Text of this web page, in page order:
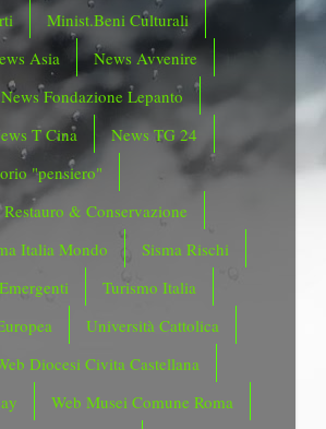
Minist.Beni Culturali
Asia
News Avvenire
News Fondazione Lepanto
T Cina
News TG 24
"pensiero"
Restauro & Conservazione
Italia Mondo
Sisma Rischi
Turismo Italia
Università Cattolica
Diocesi Civita Castellana
Web Musei Comune Roma